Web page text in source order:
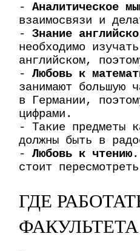
- Аналитическое
взаимосвязи и
- Знание
необходимо
английском,
- Любовь к
занимают большую
в Германии,
цифрами.
- Такие предметы
должны быть в
- Любовь к чтению
стоит
ГДЕ